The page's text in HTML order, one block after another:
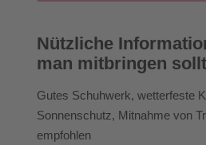
des Bergherbstes, bevor es mit
zurück ins Tal geht. Bus und
BrixenCard inkludiert.
Ca. 4h | 12 km | ↑ 320 m ↓ 480
Nützliche
man mitbringen
Gutes Schuhwerk, wetterfeste
Sonnenschutz, Mitnahme von
empfohlen